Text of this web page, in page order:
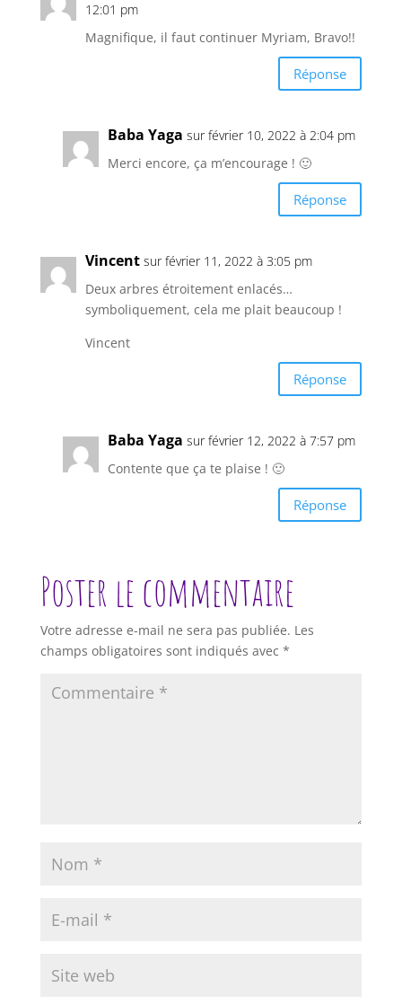
12:01 pm
Magnifique, il faut continuer Myriam, Bravo!!
Réponse
Baba Yaga sur février 10, 2022 à 2:04 pm
Merci encore, ça m’encourage ! 🙂
Réponse
Vincent sur février 11, 2022 à 3:05 pm
Deux arbres étroitement enlacés…
symboliquement, cela me plait beaucoup !
Vincent
Réponse
Baba Yaga sur février 12, 2022 à 7:57 pm
Contente que ça te plaise ! 🙂
Réponse
Poster le commentaire
Votre adresse e-mail ne sera pas publiée. Les
champs obligatoires sont indiqués avec *